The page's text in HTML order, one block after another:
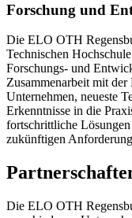
Forschung und
Die ELO OTH
Technischen
Forschungs- und
Zusammenarbeit mit
Unternehmen, neueste
Erkenntnisse in die
fortschrittliche
zukünftigen
Die ELO OTH